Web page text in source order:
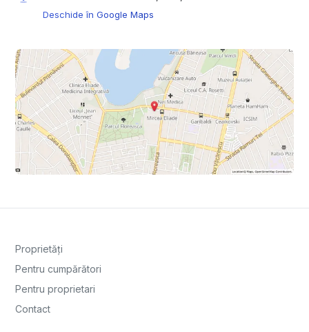
Deschide în Google Maps
Proprietăți
Pentru cumpărători
Pentru proprietari
Contact